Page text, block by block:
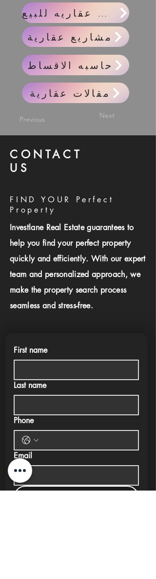
واحدات عقاريه للبيع
مشاريع عقارية
حاسبه الاقساط
مقالات عقارية
Previous Next
CONTACT
US
FIND YOUR Perfect
Property
Investlane Real Estate guarantees to
help you find your perfect property
quickly and efficiently. With our expert
team and personalized approach, we
make the property search process
seamless and stress-free.
First name
Last name
Phone
Email